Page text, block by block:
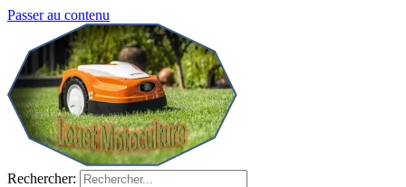
Passer au contenu
Rechercher: